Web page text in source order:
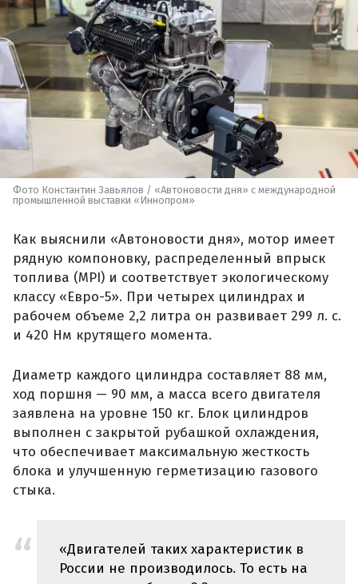
Фото Константин Завьялов / «Автоновости дня» с международной
промышленной выставки «Иннопром»
Как выяснили «Автоновости дня», мотор имеет
рядную компоновку, распределенный впрыск
топлива (MPI) и соответствует экологическому
классу «Евро-5». При четырех цилиндрах и
рабочем объеме 2,2 литра он развивает 299 л. с.
и 420 Нм крутящего момента.
Диаметр каждого цилиндра составляет 88 мм,
ход поршня — 90 мм, а масса всего двигателя
заявлена на уровне 150 кг. Блок цилиндров
выполнен с закрытой рубашкой охлаждения,
что обеспечивает максимальную жесткость
блока и улучшенную герметизацию газового
стыка.
«Двигателей таких характеристик в
России не производилось. То есть на